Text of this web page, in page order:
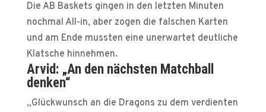
Die AB Baskets gingen in den letzten Minuten
nochmal All-in, aber zogen die falschen Karten
und am Ende mussten eine unerwartet deutliche
Klatsche hinnehmen.
Arvid: „An den nächsten Matchball
denken“
„Glückwunsch an die Dragons zu dem verdienten